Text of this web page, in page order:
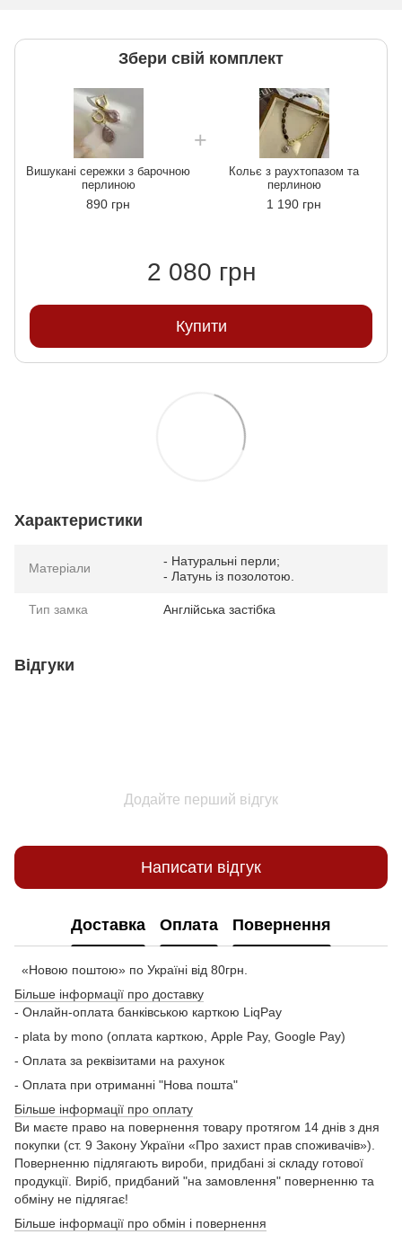
Збери свій комплект
Вишукані сережки з барочною
перлиною
890 грн
Кольє з раухтопазом та
перлиною
1 190 грн
2 080 грн
Купити
Характеристики
Матеріали
- Натуральні перли;
- Латунь із позолотою.
Тип замка Англійська застібка
Відгуки
Додайте перший відгук
Написати відгук
Доставка Оплата Повернення
«Новою поштою» по Україні від 80грн.
Більше інформації про доставку
- Онлайн-оплата банківською карткою LiqPay
- plata by mono (оплата карткою, Apple Pay, Google Pay)
- Оплата за реквізитами на рахунок
- Оплата при отриманні "Нова пошта"
Більше інформації про оплату
Ви маєте право на повернення товару протягом 14 днів з дня
покупки (ст. 9 Закону України «Про захист прав споживачів»).
Поверненню підлягають вироби, придбані зі складу готової
продукції. Виріб, придбаний "на замовлення" поверненню та
обміну не підлягає!
Більше інформації про обмін і повернення